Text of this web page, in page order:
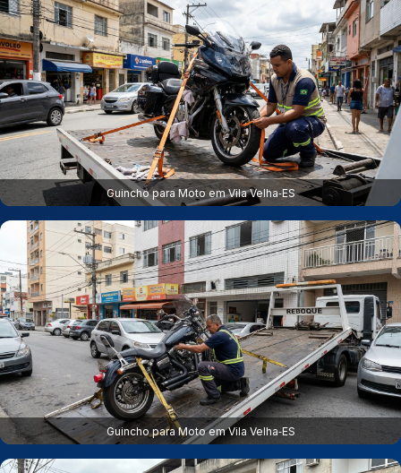
Guincho para Moto em Vila Velha‑ES
Guincho para Moto em Vila Velha‑ES